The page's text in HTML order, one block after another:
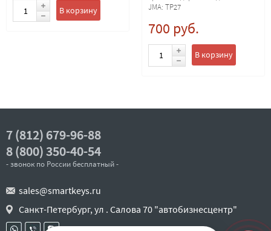
В корзину
JMA: TP27
700 руб.
В корзину
7 (812) 679-96-88
8 (800) 350-40-54
- звонок по России бесплатный -
sales@smartkeys.ru
Санкт-Петербург, ул . Салова 70 "автобизнесцентр"